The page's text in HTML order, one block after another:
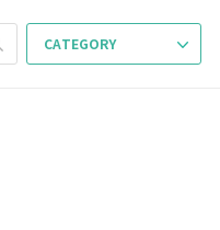
CATEGORY